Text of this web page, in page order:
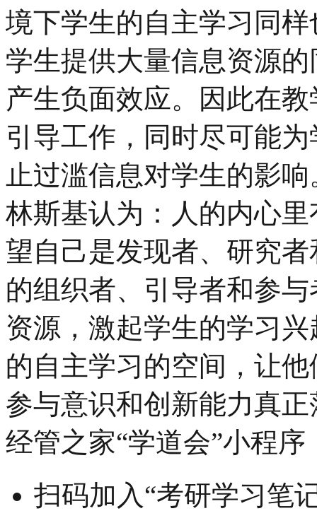
境下学生的自主学习同
学生提供大量信息资源
产生负面效应。因此在
引导工作，同时尽可能
止过滥信息对学生的影
林斯基认为：人的内心
望自己是发现者、研究
的组织者、引导者和参
资源，激起学生的学习
的自主学习的空间，让
参与意识和创新能力真
经管之家“学道会”小程序
扫码加入“考研学习笔